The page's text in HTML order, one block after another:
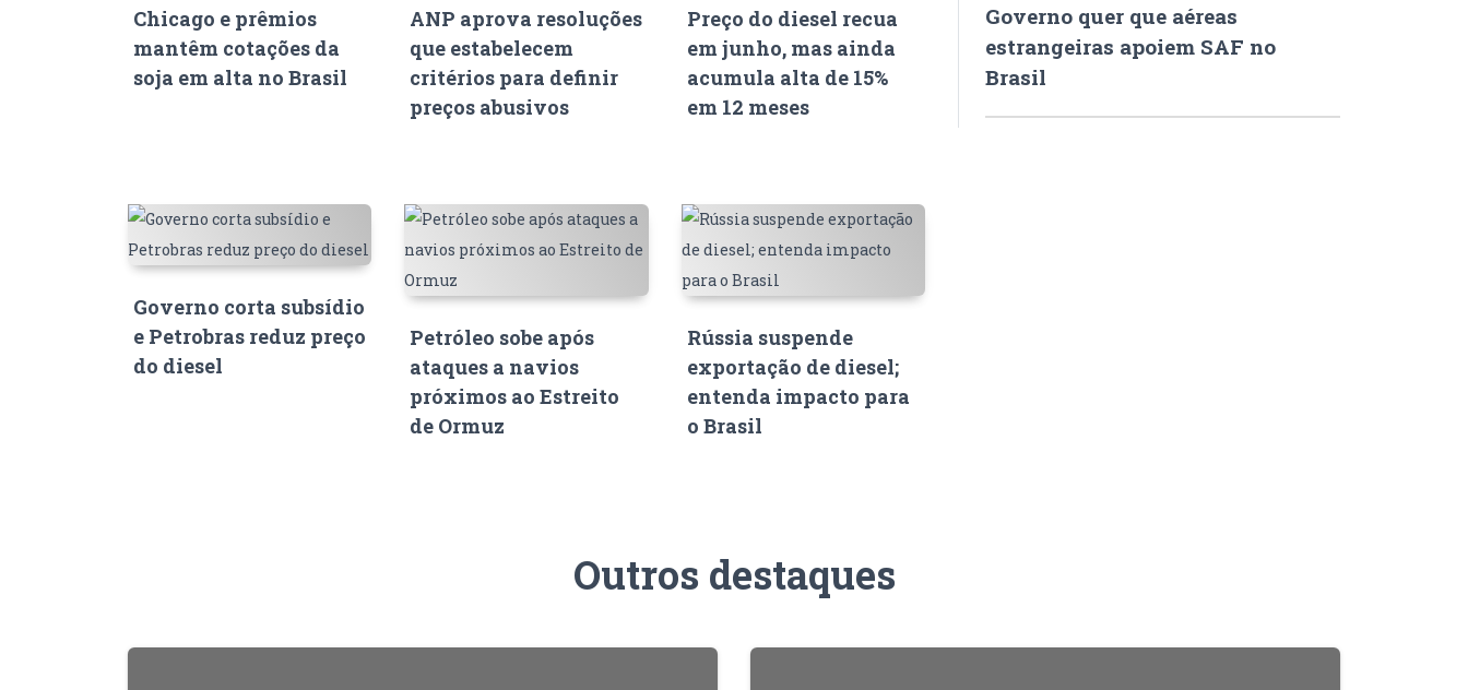
Chicago e prêmios
mantêm cotações da
soja em alta no Brasil
ANP aprova resoluções
que estabelecem
critérios para definir
preços abusivos
Preço do diesel recua
em junho, mas ainda
acumula alta de 15%
em 12 meses
Governo corta subsídio
e Petrobras reduz preço
do diesel
Petróleo sobe após
ataques a navios
próximos ao Estreito
de Ormuz
Rússia suspende
exportação de diesel;
entenda impacto para
o Brasil
Governo quer que aéreas
estrangeiras apoiem SAF no
Brasil
Outros destaques